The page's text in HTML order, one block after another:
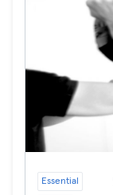
Essential